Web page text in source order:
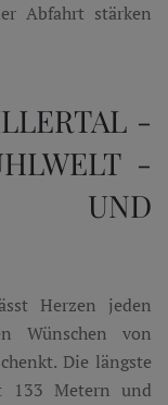
Abfahrt stärken
-
-
UND
Herzen jeden
Wünschen von
Die längste
133 Metern und